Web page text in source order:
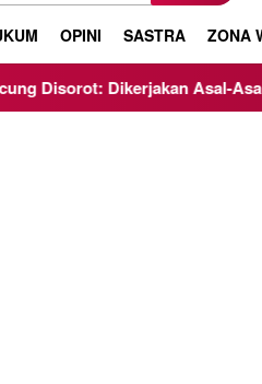
OPINI SASTRA ZONA
Asalan, Minim Transparansi,